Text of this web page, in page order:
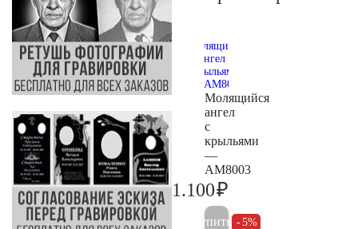
Молящийся
ангел
с
крыльями
—
AM8003
1.100₽
Купить 5%